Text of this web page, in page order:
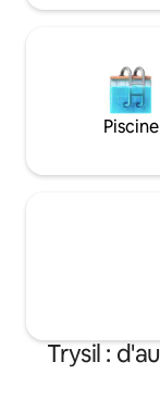
vraiment
Piscine
Trysil :